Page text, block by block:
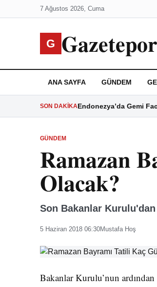
7 Ağustos 2026, Cuma
G
ANA SAYFA GÜNDEM
SON DAKIKAEndonezya’da Gemi
GÜNDEM
Ramazan
Olacak?
Son Bakanlar
5 Haziran 2018 06:30Mustafa Hoş
Bakanlar Kurulu’nun